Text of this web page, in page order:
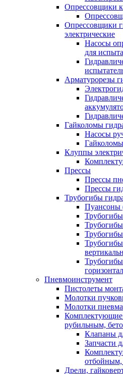
Опрессовщики
Опрессовщики
электрические
Насосы
для
Арматурорезы
Гайколомы
Насосы
Клуппы
Прессы
Прессы
Прессы
Трубогибы
Пуансоны
Трубогибы
Пневмоинструмент
Пистолеты
Молотки
Молотки
рубильным,
Клапаны
Запчасти
Дрели,